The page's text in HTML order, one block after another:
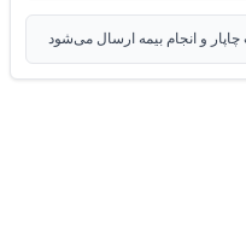
و انجام بیمه ارسال می‌شود